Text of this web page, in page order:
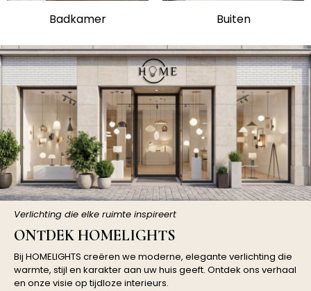
Badkamer Buiten
Verlichting die elke ruimte inspireert
ONTDEK HOMELIGHTS
Bij HOMELIGHTS creëren we moderne, elegante verlichting die
warmte, stijl en karakter aan uw huis geeft. Ontdek ons ​​verhaal
en onze visie op tijdloze interieurs.